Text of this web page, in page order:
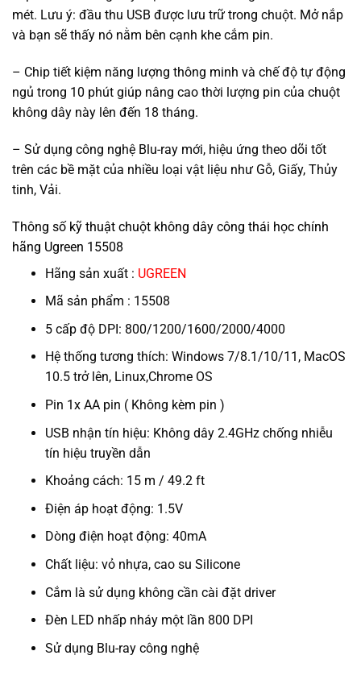
mét. Lưu ý: đầu thu USB được lưu trữ trong chuột. Mở nắp
và bạn sẽ thấy nó nằm bên cạnh khe cắm pin.
– Chip tiết kiệm năng lượng thông minh và chế độ tự động
ngủ trong 10 phút giúp nâng cao thời lượng pin của chuột
không dây này lên đến 18 tháng.
– Sử dụng công nghệ Blu-ray mới, hiệu ứng theo dõi tốt
trên các bề mặt của nhiều loại vật liệu như Gỗ, Giấy, Thủy
tinh, Vải.
Thông số kỹ thuật chuột không dây công thái học chính
hãng Ugreen 15508
Hãng sản xuất : UGREEN
Mã sản phẩm : 15508
5 cấp độ DPI: 800/1200/1600/2000/4000
Hệ thống tương thích: Windows 7/8.1/10/11, MacOS
10.5 trở lên, Linux,Chrome OS
Pin 1x AA pin ( Không kèm pin )
USB nhận tín hiệu: Không dây 2.4GHz chống nhiễu
tín hiệu truyền dẫn
Khoảng cách: 15 m / 49.2 ft
Điện áp hoạt động: 1.5V
Dòng điện hoạt động: 40mA
Chất liệu: vỏ nhựa, cao su Silicone
Cắm là sử dụng không cần cài đặt driver
Đèn LED nhấp nháy một lần 800 DPI
Sử dụng Blu-ray công nghệ